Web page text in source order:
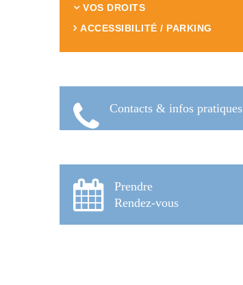
VOS DROITS
ACCESSIBILITÉ / PARKING
Contacts & infos pratiques
Prendre
Rendez-vous